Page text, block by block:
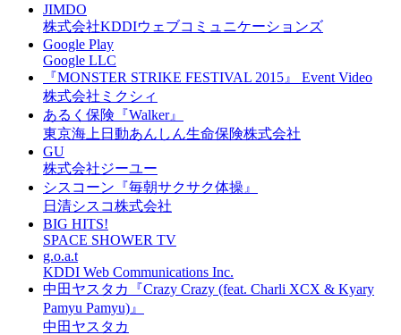
JIMDO
株式会社KDDIウェブコミュニケーションズ
Google Play
Google LLC
『MONSTER STRIKE FESTIVAL 2015』 Event Video
株式会社ミクシィ
あるく保険『Walker』
東京海上⽇動あんしん⽣命保険株式会社
GU
株式会社ジーユー
シスコーン『毎朝サクサク体操』
日清シスコ株式会社
BIG HITS!
SPACE SHOWER TV
g.o.a.t
KDDI Web Communications Inc.
中田ヤスタカ『Crazy Crazy (feat. Charli XCX & Kyary
Pamyu Pamyu)』
中田ヤスタカ